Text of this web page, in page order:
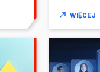
WIĘCEJ